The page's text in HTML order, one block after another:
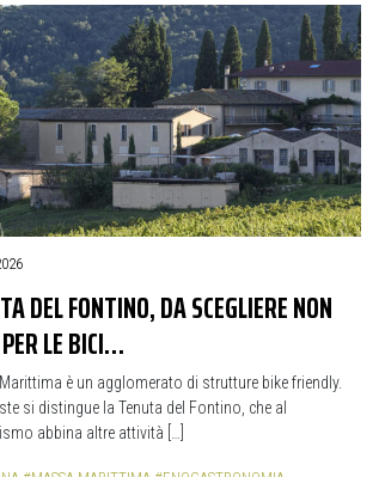
DEL FONTINO, DA SCEGLIERE NON
LE BICI…
è un agglomerato di strutture bike friendly.
si distingue la Tenuta del Fontino, che al
abbina altre attività […]